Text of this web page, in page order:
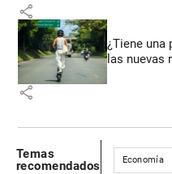
share
¿Tiene una
las nuevas
share
Temas
recomendados
Economía